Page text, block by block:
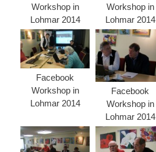
Workshop in
Lohmar 2014
Workshop in
Lohmar 2014
Facebook
Workshop in
Lohmar 2014
Facebook
Workshop in
Lohmar 2014